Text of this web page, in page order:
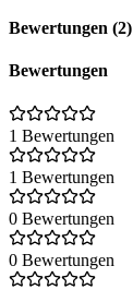
Bewertungen (2)
Bewertungen
1 Bewertungen
1 Bewertungen
0 Bewertungen
0 Bewertungen